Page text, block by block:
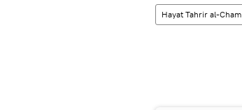
Hayat Tahrir al-Cham